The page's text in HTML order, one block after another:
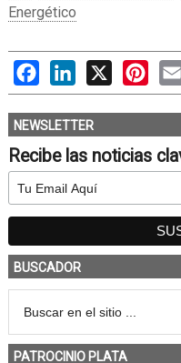
Energético
FacebookLinkedIn
X
NEWSLETTER
Recibe las noticias
BUSCADOR
PATROCINIO PLATA